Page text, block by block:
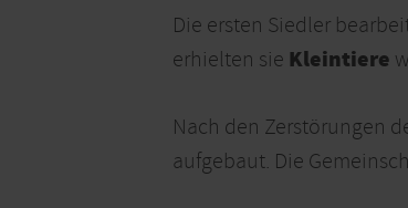
Die ersten Siedler
erhielten sie Kleintiere
Nach den Zerstörungen
aufgebaut. Die